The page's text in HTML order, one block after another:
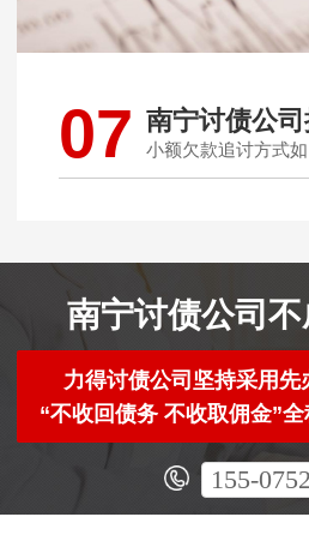
07 南宁讨债公司
小额欠款追讨方式
南宁讨债公司
力得讨债公司坚持采用
“不收回债务 不收取佣金”
155-